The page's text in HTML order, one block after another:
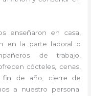
enseñaron en casa,
en la parte laboral o
de trabajo,
cócteles, cenas,
fin de año, cierre de
a nuestro personal